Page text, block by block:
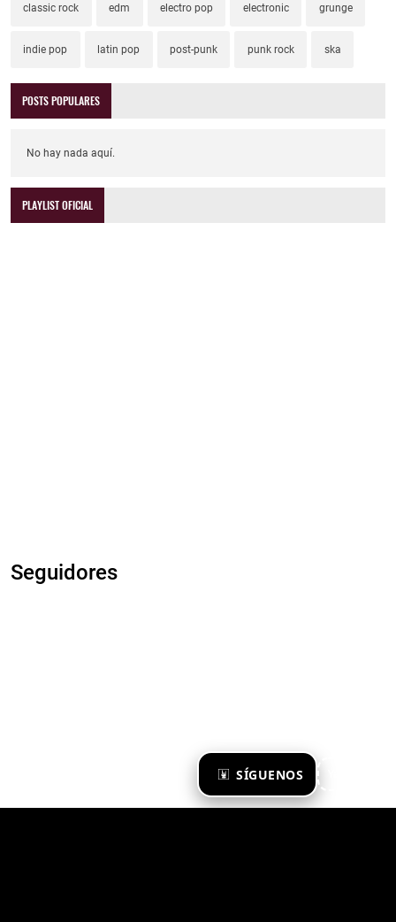
SÍGUENOS
classic rock edm electro pop electronic grunge
indie pop latin pop post-punk punk rock ska
POSTS POPULARES
No hay nada aquí.
PLAYLIST OFICIAL
Seguidores